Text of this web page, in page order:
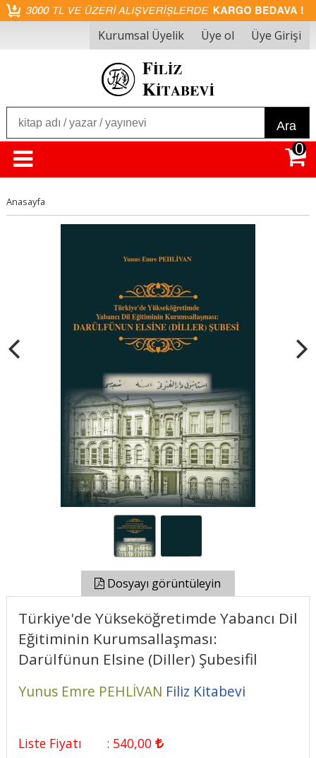
Kurumsal Üyelik Üye ol Üye Girişi
Ara
0
Anasayfa
Dosyayı görüntüleyin
Türkiye'de Yükseköğretimde Yabancı Dil
Eğitiminin Kurumsallaşması:
Darülfünun Elsine (Diller) Şubesifil
Yunus Emre PEHLİVAN Filiz Kitabevi
Liste Fiyatı : 540,00